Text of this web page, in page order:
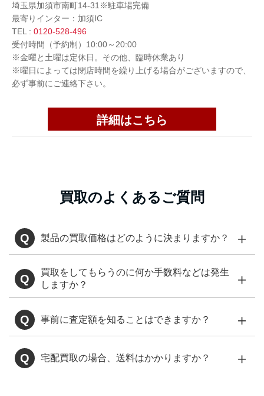
埼玉県加須市南町14-31※駐車場完備
最寄りインター：加須IC
TEL : 0120-528-496
受付時間（予約制）10:00～20:00
※金曜と土曜は定休日。その他、臨時休業あり
※曜日によっては閉店時間を繰り上げる場合がございますので、
必ず事前にご連絡下さい。
詳細はこちら
買取のよくあるご質問
Q 製品の買取価格はどのように決まりますか？ ＋
Q
買取をしてもらうのに何か手数料などは発生
しますか？
＋
Q 事前に査定額を知ることはできますか？ ＋
LINE
Q 宅配買取の場合、送料はかかりますか？ ＋